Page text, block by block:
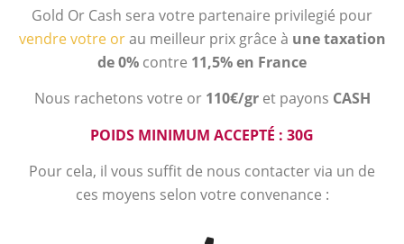
Gold Or Cash sera votre partenaire privilegié pour
vendre votre orau meilleur prix grâce à une taxation
de 0% contre 11,5% en France
Nous rachetons votre or 110€/gr et payons CASH
POIDS MINIMUM ACCEPTÉ : 30G
Pour cela, il vous suffit de nous contacter via un de
ces moyens selon votre convenance :